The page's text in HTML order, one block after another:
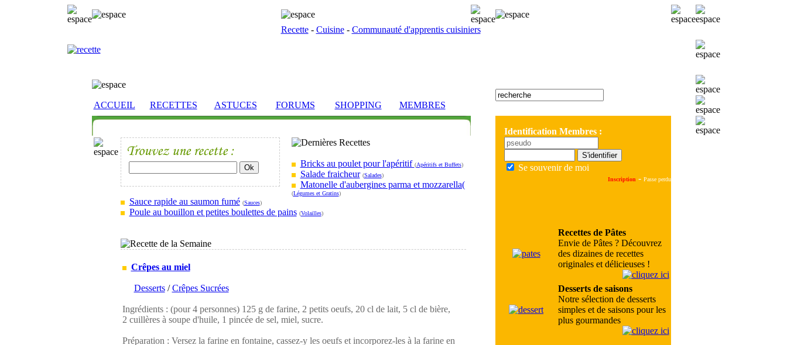
Recette- Cuisine- Communauté d'apprentis cuisiniers
ACCUEIL RECETTES ASTUCES FORUMS SHOPPING MEMBRES
Identification Membres :
Se souvenir de moi
Inscription - Passe perdu
Recettes de Pâtes
Envie de Pâtes ? Découvrez
des dizaines de recettes
originales et délicieuses !
Desserts de saisons
Notre sélection de desserts
simples et de saisons pour les
plus gourmandes
Bricks au poulet pour l'apéritif (Apéritifs et Buffets)
Salade fraicheur (Salades)
Matonelle d'aubergines parma et mozzarella(
(Légumes et Gratins)
Sauce rapide au saumon fumé (Sauces)
Poule au bouillon et petites boulettes de pains (Volailles)
Crêpes au miel
Desserts/Crêpes Sucrées
Ingrédients : (pour 4 personnes) 125 g de farine, 2 petits oeufs, 20 cl de lait, 5 cl de bière,
2 cuillères à soupe d'huile, 1 pincée de sel, miel, sucre.
Préparation : Versez la farine en fontaine, cassez-y les oeufs et incorporez-les à la farine en